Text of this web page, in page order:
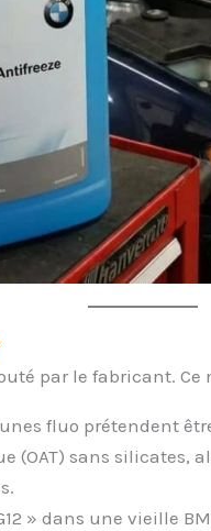
par le fabricant.
fluo prétendent
(OAT) sans silicates,
» dans une vieille